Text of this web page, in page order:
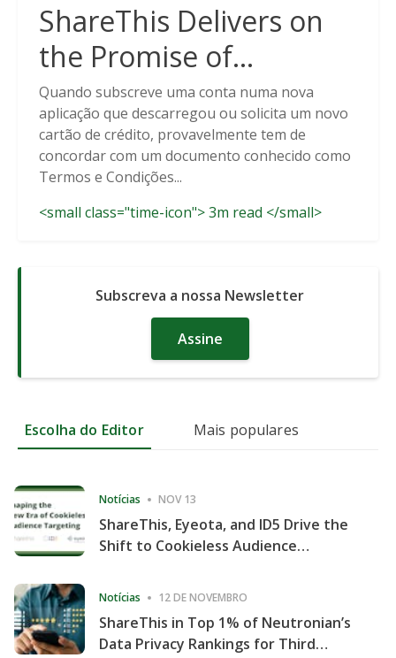
ShareThis Delivers on
the Promise of
Cookieless Data
Solutions
Quando subscreve uma conta numa nova
aplicação que descarregou ou solicita um novo
cartão de crédito, provavelmente tem de
concordar com um documento conhecido como
Termos e Condições...
<small class="time-icon"> 3m read </small>
Subscreva a nossa Newsletter
Assine
Escolha do Editor Mais populares
Notícias NOV 13
ShareThis, Eyeota, and ID5 Drive the
Shift to Cookieless Audience
Notícias 12 DE NOVEMBRO
ShareThis in Top 1% of Neutronian’s
Data Privacy Rankings for Third